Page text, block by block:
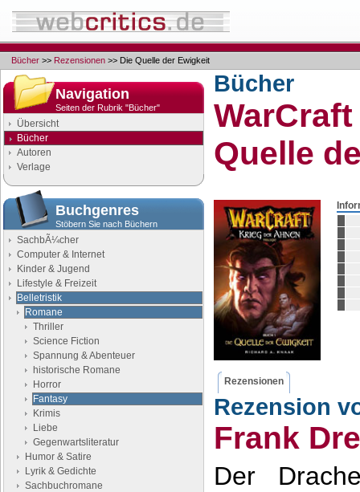
Bücher >> Rezensionen >> Die Quelle der Ewigkeit
Navigation
Seiten der Rubrik "Bücher"
Übersicht
Bücher
Autoren
Verlage
Buchgenres
Stöbern Sie nach Büchern
SachbÃ¼cher
Computer & Internet
Kinder & Jugend
Lifestyle & Freizeit
Belletristik
Romane
Thriller
Science Fiction
Spannung & Abenteuer
historische Romane
Horror
Fantasy
Krimis
Liebe
Gegenwartsliteratur
Humor & Satire
Lyrik & Gedichte
Sachbuchromane
Bücher
Quelle
Rezensionen
Rezension
Frank
Der